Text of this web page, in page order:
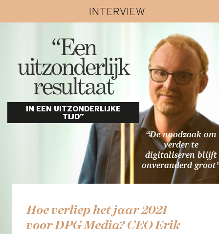
INTERVIEW
“Een
uitzonderlijk
resultaat
IN EEN UITZONDERLIJKE
TIJD”
“De noodzaak om
verder te
digitaliseren blijft
onveranderd
Hoe verliep het jaar 2021
voor DPG Media? CEO Erik